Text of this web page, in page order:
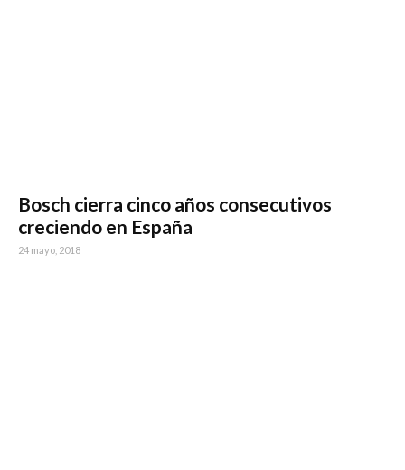
Bosch cierra cinco años consecutivos
creciendo en España
24 mayo, 2018